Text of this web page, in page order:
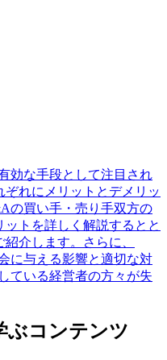
効な手段として注目され
れにメリットとデメリッ
の買い手・売り手双方の
トを詳しく解説するとと
介します。さらに、
に与える影響と適切な対
ている経営者の方々が失
ぶコンテンツ